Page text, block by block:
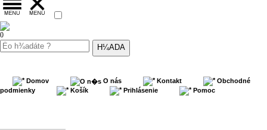
0
Domov O nás Kontakt
Obchodné
podmienky
Košík Prihlásenie Pomoc